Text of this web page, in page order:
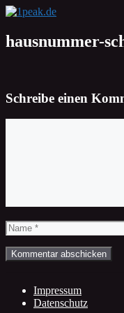
Zum
springen
hausnummer-
Schreibe einen
Name
Impressum
Datenschutz